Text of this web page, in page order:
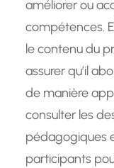
améliorer ou
compétences.
le contenu du
assurer qu’il
de manière
consulter les
pédagogiques
participants